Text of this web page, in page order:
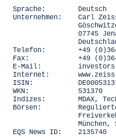
   Sprache:        Deutsch
Unternehmen:    Carl
07745
Telefon:        +49
Fax:            +49
E-Mail:
Internet:
ISIN:
   WKN:            531370
Indizes:        MDAX,
Börsen:
München,
   EQS News ID:    2135740